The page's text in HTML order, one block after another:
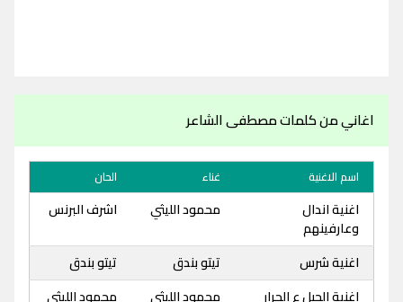
اغاني من كلمات مصطفى الشاعر
اسم الاغنية غناء الحان
اغنية اندال
وعارفينهم
محمود الليثي اشرف البرنس
اغنية شرس تيتو بندق
تيتو بندق
اغنية الحبل ع الجرار
محمود الليثي محمود الليثي